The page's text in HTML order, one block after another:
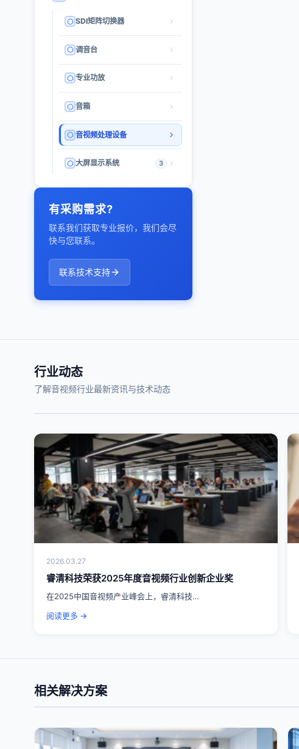
SDI矩阵切换器
调音台
专业功放
音箱
音视频处理设备
大屏显示系统 3
有采购需求?
联系我们获取专业报价，我们会尽
快与您联系。
联系技术支持
行业动态
了解音视频行业最新资讯与技术动态
2026.03.27
睿清科技荣获2025年度音视频行业创新企业奖
在2025中国音视频产业峰会上，睿清科技…
阅读更多 →
相关解决方案